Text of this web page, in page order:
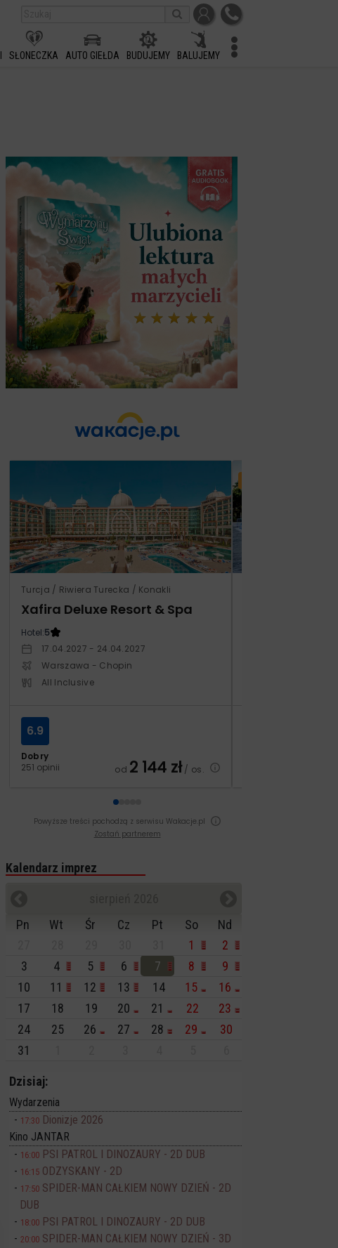
SŁONECZKA AUTO GIEŁDA BUDUJEMY BALUJEMY
Turcja / Riwiera Turecka / Konakli
Xafira Deluxe Resort & Spa
Hotel:5
17.04.2027 - 24.04.2027
Warszawa - Chopin
All Inclusive
Dobry
251 opinii
6.9
od 2 144 zł/ os.
Powyższe treści pochodzą z serwisu Wakacje.pl
Zostań partnerem
Kalendarz imprez
Pn
Wt Śr Cz Pt So
Nd
1
2
3
4 5 6 7 8
9
10
11 12 13 14 15
16
17
18 19 20 21 22
23
24
25 26 27 28 29
30
31
Dzisiaj:
Wydarzenia
17:30 Dionizje 2026
Kino JANTAR
16:00 PSI PATROL I DINOZAURY - 2D DUB
16:15 ODZYSKANY - 2D
17:50 SPIDER-MAN CAŁKIEM NOWY DZIEŃ - 2D
DUB
18:00 PSI PATROL I DINOZAURY - 2D DUB
20:00 SPIDER-MAN CAŁKIEM NOWY DZIEŃ - 3D